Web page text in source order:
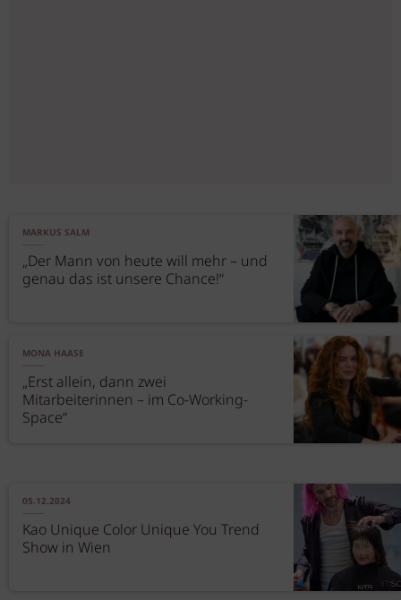
MARKUS SALM
„Der Mann von heute will mehr – und
genau das ist unsere Chance!“
MONA HAASE
„Erst allein, dann zwei
Mitarbeiterinnen – im Co-Working-
Space“
05.12.2024
Kao Unique Color Unique You Trend
Show in Wien